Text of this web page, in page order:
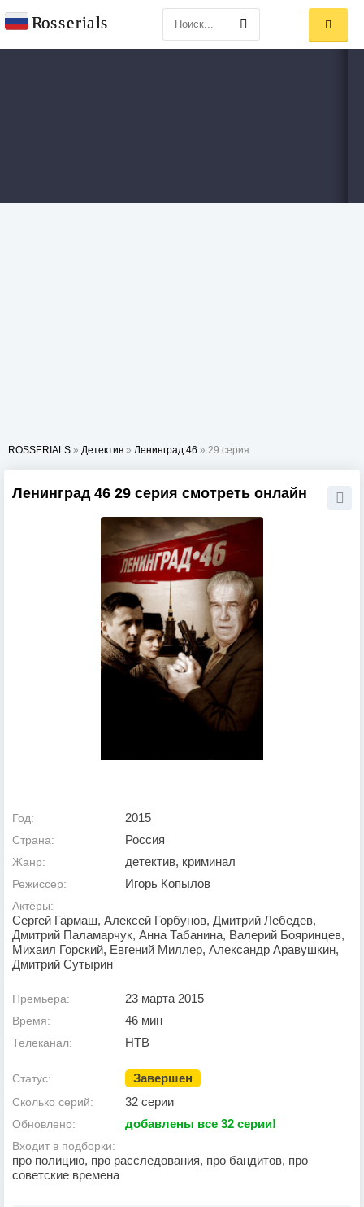
ROSSERIALS » Детектив » Ленинград 46 » 29 серия
Ленинград 46 29 серия смотреть онлайн
Год: 2015
Страна: Россия
Жанр: детектив, криминал
Режиссер: Игорь Копылов
Актёры:
Сергей Гармаш, Алексей Горбунов, Дмитрий Лебедев,
Дмитрий Паламарчук, Анна Табанина, Валерий Бояринцев,
Михаил Горский, Евгений Миллер, Александр Аравушкин,
Дмитрий Сутырин
Премьера: 23 марта 2015
Время: 46 мин
Телеканал: НТВ
Статус: Завершен
Сколько серий: 32 серии
Обновлено: добавлены все 32 серии!
Входит в подборки:
про полицию, про расследования, про бандитов, про
советские времена